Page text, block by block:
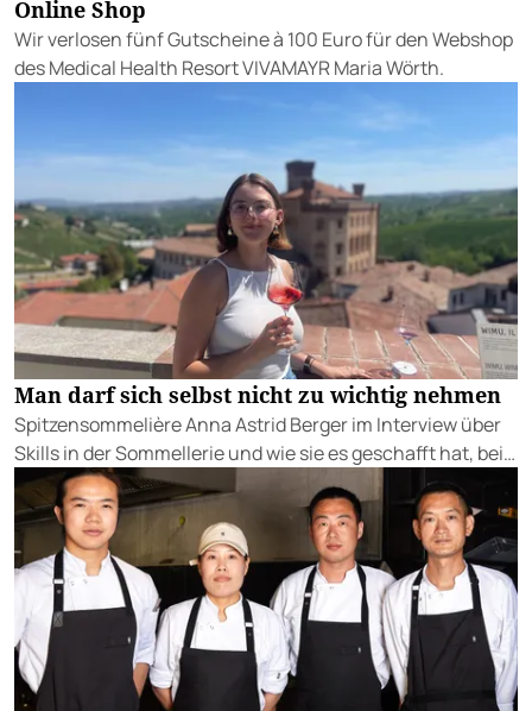
Online Shop
Wir verlosen fünf Gutscheine à 100 Euro für den Webshop
des Medical Health Resort VIVAMAYR Maria Wörth.
Man darf sich selbst nicht zu wichtig nehmen
Spitzensommelière Anna Astrid Berger im Interview über
Skills in der Sommellerie und wie sie es geschafft hat, bei
der Staatsmeisterschaft so cool zu performen.